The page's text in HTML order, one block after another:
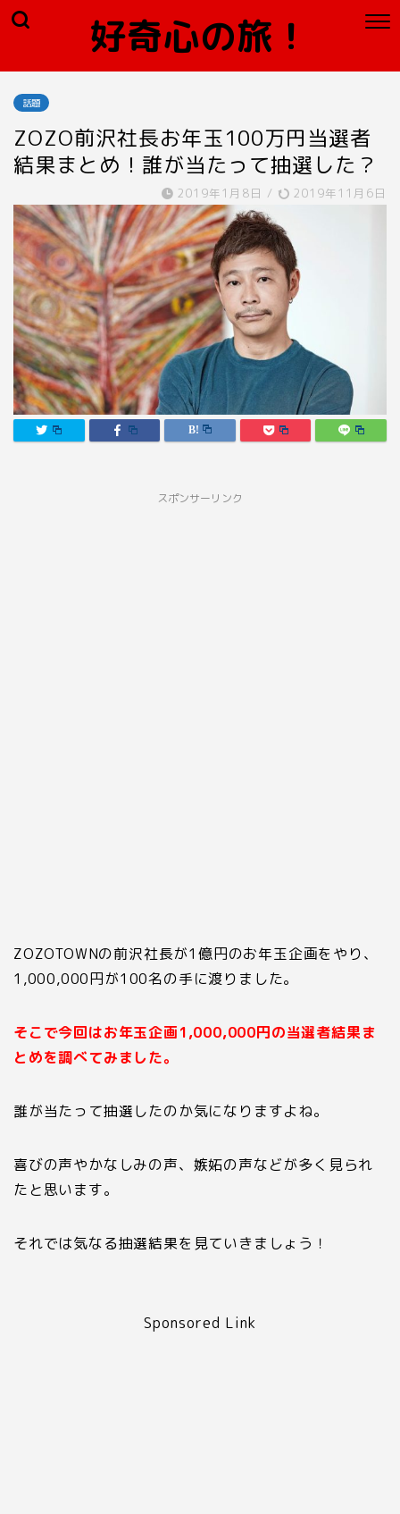
好奇心の旅！
話題
ZOZO前沢社長お年玉100万円当選者
結果まとめ！誰が当たって抽選した？
2019年1月8日 / 2019年11月6日
スポンサーリンク
ZOZOTOWNの前沢社長が1億円のお年玉企画をやり、
1 ,000,000円が100名の手に渡りました。
そこで今回はお年玉企画1,000,000円の当選者結果ま
とめを調べてみました。
誰が当たって抽選したのか気になりますよね。
喜びの声やかなしみの声、嫉妬の声などが多く見られ
たと思います。
それでは気なる抽選結果を見ていきましょう！
Sponsored Link